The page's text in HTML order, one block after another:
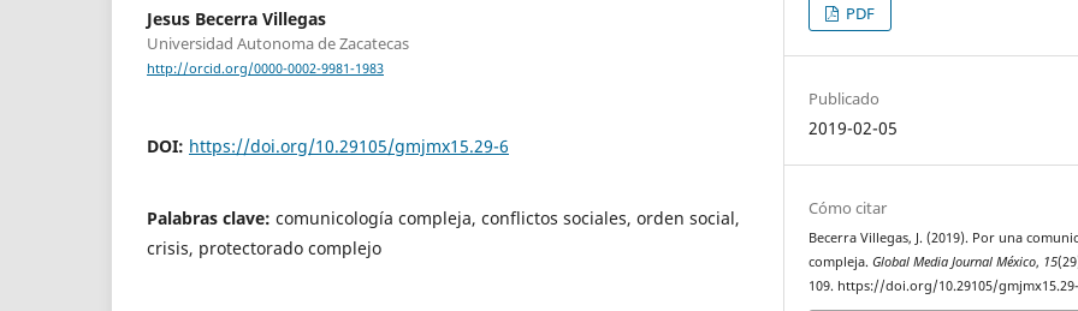
Jesus Becerra Villegas
Universidad Autonoma de Zacatecas
http://orcid.org/0000-0002-9981-1983
DOI: https://doi.org/10.29105/gmjmx15.29-6
Palabras clave: comunicología compleja, conflictos sociales, orden social,
crisis, protectorado complejo
PDF
Publicado
2019-02-05
Cómo citar
Becerra Villegas, J. (2019). Por una
compleja.Global Media Journal México, 15
109. https://doi.org/10.29105/